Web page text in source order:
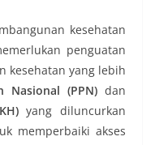
kesehatan
penguatan
kesehatan yang lebih
Nasional (PPN) dan
yang diluncurkan
memperbaiki akses